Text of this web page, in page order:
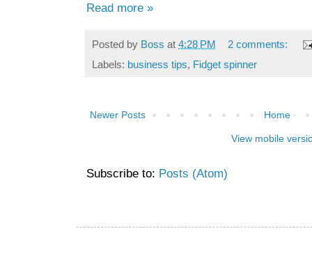
Read more »
Posted by Boss at 4:28 PM
2 comments:
Labels: business tips, Fidget spinner
Newer Posts Home
View mobile
Subscribe to: Posts (Atom)